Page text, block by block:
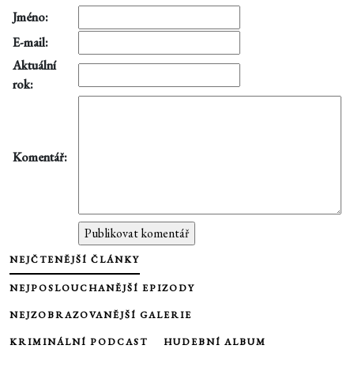
Jméno:
E-mail:
Aktuální
rok:
Komentář:
NEJČTENĚJŠÍ ČLÁNKY
NEJPOSLOUCHANĚJŠÍ EPIZODY
NEJZOBRAZOVANĚJŠÍ GALERIE
KRIMINÁLNÍ PODCAST HUDEBNÍ ALBUM